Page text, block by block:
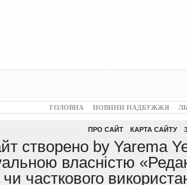
ГОЛОВНА НОВИНИ НАДБУЖЖЯ
ПРО САЙТ КАРТА САЙТУ
створено by Yarema
власністю
чи часткового